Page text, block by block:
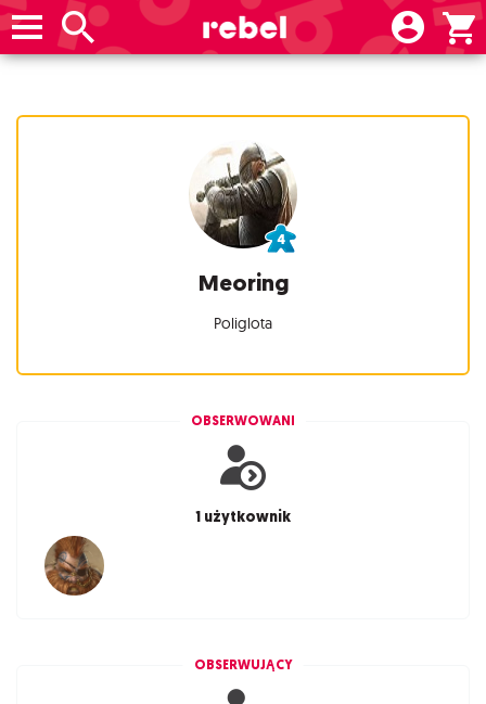
Meoring
Poliglota
OBSERWOWANI
1 użytkownik
OBSERWUJĄCY